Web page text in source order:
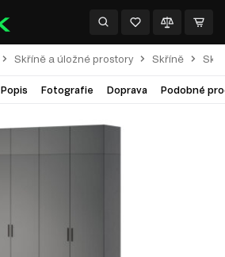
Skříně a úložné prostory Skříně
Popis Fotografie Doprava Podobné